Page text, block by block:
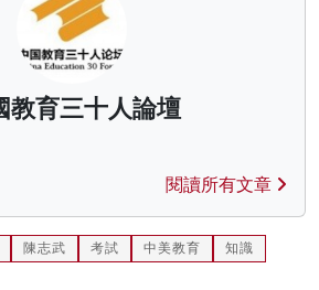
教育三十人論壇
閱讀所有文章
陳志武 考試 中美教育
知識